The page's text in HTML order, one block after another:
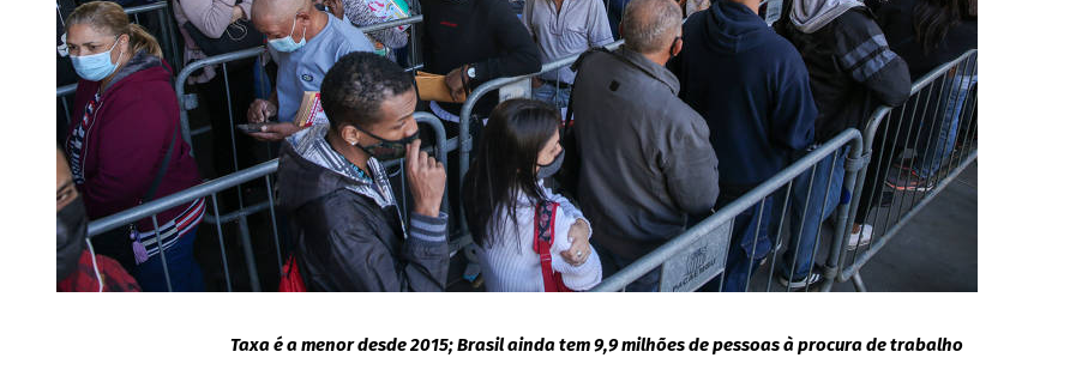
Taxa é a menor desde 2015; Brasil ainda tem 9,9 milhões de pessoas à procura de trabalho